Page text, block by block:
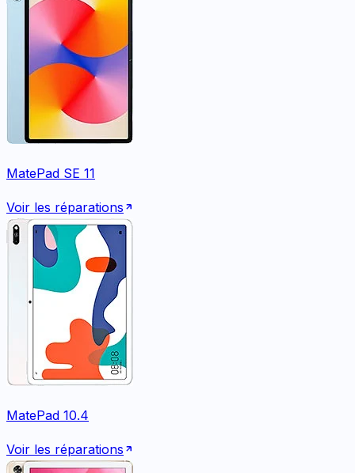
MatePad SE 11
Voir les réparations
MatePad 10.4
Voir les réparations